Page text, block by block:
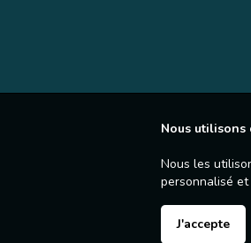
Nous utilisons
Nous les
personnalisé
J'accepte